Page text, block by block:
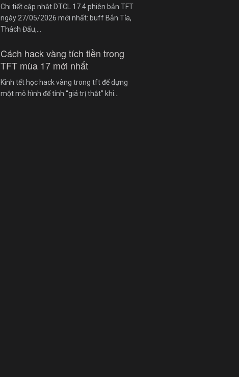
Chi tiết cập nhật DTCL 17.4 phiên bản TFT
ngày 27/05/2026 mới nhất: buff Bắn Tỉa,
Thách Đấu,…
Cách hack vàng tích tiền trong
TFT mùa 17 mới nhất
Kinh tết học hack vàng trong tft để dựng
một mô hình để tính “giá trị thật” khi…